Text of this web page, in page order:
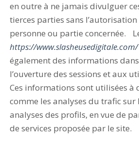
en outre à ne jamais divulguer
tierces parties sans
personne ou partie concernée.
https://www.slasheusedigitale.com/
également des informations
l’ouverture des sessions et aux
Ces informations sont utilisées à
comme les analyses du trafic sur
analyses des profils, en vue de
de services proposée par le site.